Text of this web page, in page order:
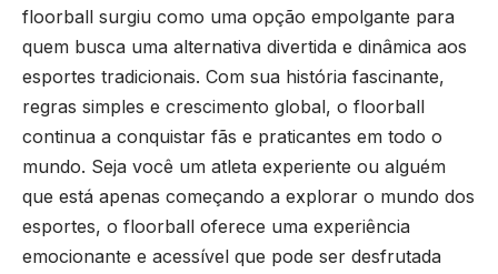
floorball surgiu como uma opção empolgante para
quem busca uma alternativa divertida e dinâmica aos
esportes tradicionais. Com sua história fascinante,
regras simples e crescimento global, o floorball
continua a conquistar fãs e praticantes em todo o
mundo. Seja você um atleta experiente ou alguém
que está apenas começando a explorar o mundo dos
esportes, o floorball oferece uma experiência
emocionante e acessível que pode ser desfrutada